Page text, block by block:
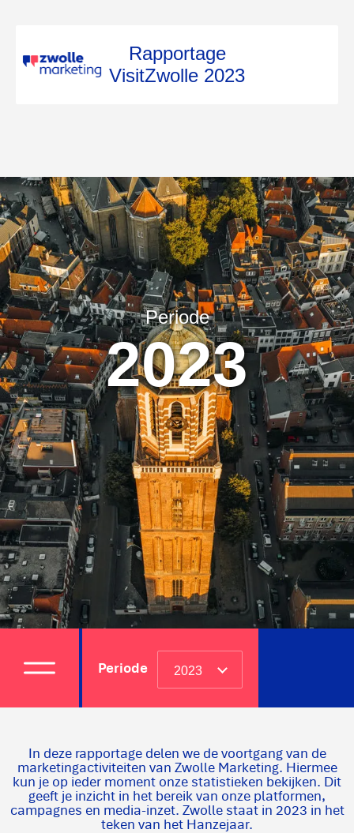
Rapportage
VisitZwolle 2023
Periode
2023
Periode
In deze rapportage delen we de voortgang van de
marketingactiviteiten van Zwolle Marketing. Hiermee
kun je op ieder moment onze statistieken bekijken. Dit
geeft je inzicht in het bereik van onze platformen,
campagnes en media-inzet. Zwolle staat in 2023 in het
teken van het Hanzejaar.